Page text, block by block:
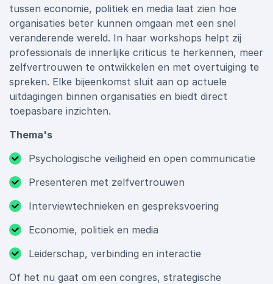
tussen economie, politiek en media laat zien hoe
organisaties beter kunnen omgaan met een snel
veranderende wereld. In haar workshops helpt zij
professionals de innerlijke criticus te herkennen, meer
zelfvertrouwen te ontwikkelen en met overtuiging te
spreken. Elke bijeenkomst sluit aan op actuele
uitdagingen binnen organisaties en biedt direct
toepasbare inzichten.
Thema's
Psychologische veiligheid en open communicatie
Presenteren met zelfvertrouwen
Interviewtechnieken en gespreksvoering
Economie, politiek en media
Leiderschap, verbinding en interactie
Of het nu gaat om een congres, strategische